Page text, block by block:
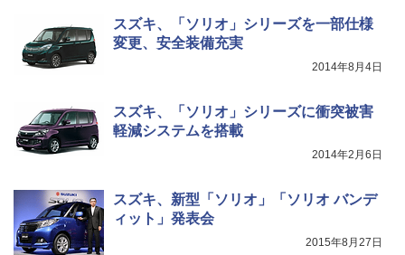
スズキ、「ソリオ」シリーズを一部仕様
変更、安全装備充実
2014年8月4日
スズキ、「ソリオ」シリーズに衝突被害
軽減システムを搭載
2014年2月6日
スズキ、新型「ソリオ」「ソリオ バンデ
ィット」発表会
2015年8月27日